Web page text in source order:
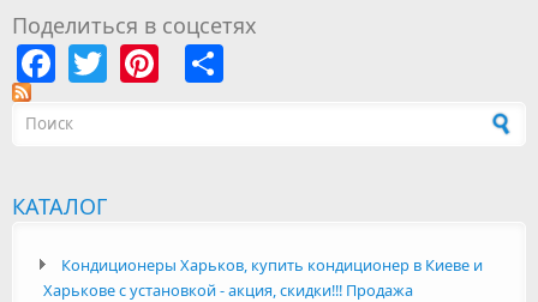
Поделиться в соцсетях
Facebook
TwitterPinterest
Форма поиска
КАТАЛОГ
Кондиционеры Харьков, купить кондиционер в Киеве и
Харькове с установкой - акция, скидки!!! Продажа